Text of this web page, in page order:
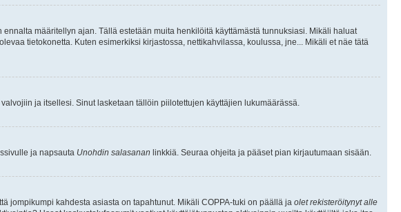
määritellyn ajan. Tällä estetään muita henkilöitä käyttämästä tunnuksiasi. Mikäli haluat
tietokonetta. Kuten esimerkiksi kirjastossa, nettikahvilassa, koulussa, jne... Mikäli et näe tätä
ja itsellesi. Sinut lasketaan tällöin piilotettujen käyttäjien lukumäärässä.
ja napsauta Unohdin salasanan linkkiä. Seuraa ohjeita ja pääset pian kirjautumaan sisään.
jompikumpi kahdesta asiasta on tapahtunut. Mikäli COPPA-tuki on päällä ja olet rekisteröitynyt alle